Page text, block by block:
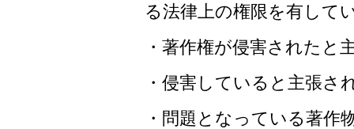
る法律上の権限を有して
・著作権が侵害されたと
・侵害していると主張さ
・問題となっている著作